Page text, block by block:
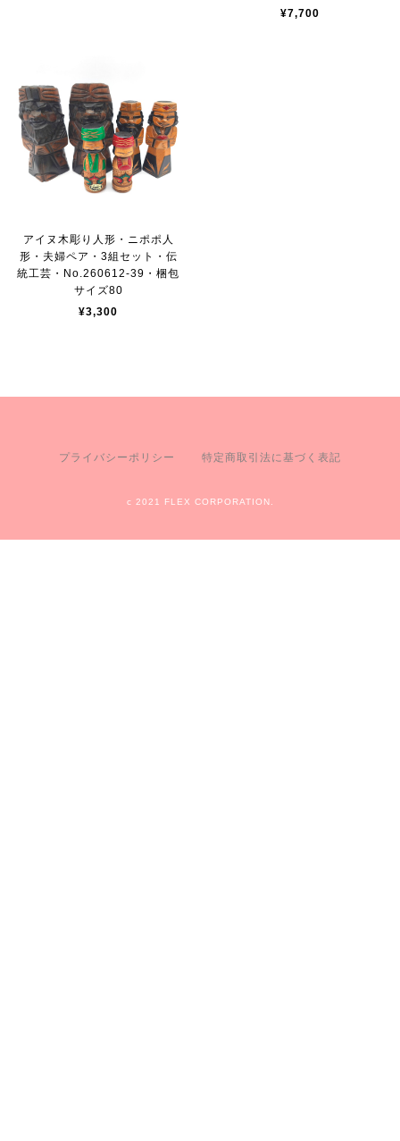
¥7,700
アイヌ木彫り人形・ニポポ人
形・夫婦ペア・3組セット・伝
統工芸・No.260612-39・梱包
サイズ80
¥3,300
プライバシーポリシー 特定商取引法に基づく表記
c 2021 FLEX CORPORATION.